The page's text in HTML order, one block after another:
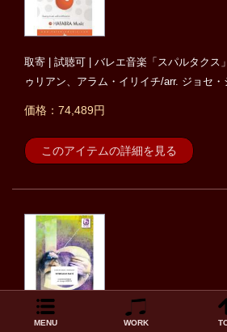
取寄 | 試聴可 | バレエ音楽「スパルタクス
ゥリアン、アラム・イリイチ/arr. ジョセ
価格：74,489円
このアイテムの詳細を見る
取寄 | スパルタカス | アラム・イリイチ・
MENU WORK